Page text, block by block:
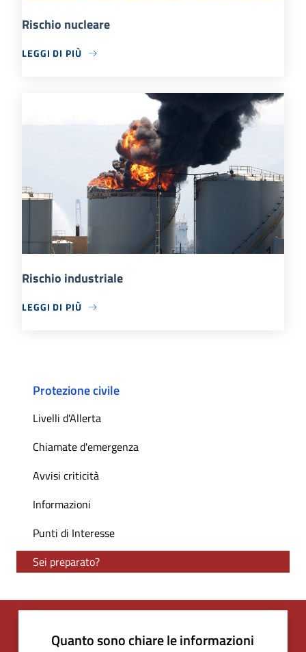
Rischio nucleare
LEGGI DI PIÙ
Rischio industriale
LEGGI DI PIÙ
Protezione civile
Livelli d'Allerta
Chiamate d'emergenza
Avvisi criticità
Informazioni
Punti di Interesse
Sei preparato?
Quanto sono chiare le informazioni